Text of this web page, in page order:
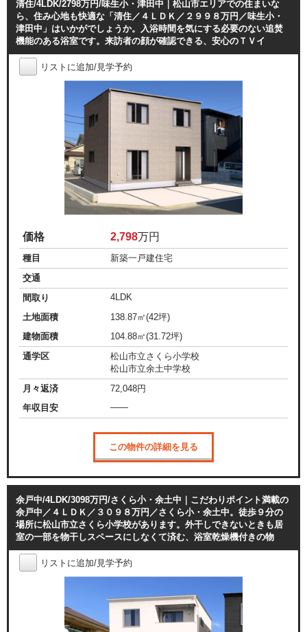
清住/4LDK/2798万円/味生小・津田中｜松山市エリアでの住まいな
ら、住み心地も快適な「清住／４ＬＤＫ／２９９８万円／味生小・
津田中」はいかがでしょうか。入浴時間を気にする必要のない追焚
機能のある浴室です。来訪者の顔が確認できる、安心のＴＶイ
リストに追加/見学予約
価格 2,798万円
種目
新築一戸建住宅
交通
間取り
4LDK
土地面積
138.87㎡(42坪)
建物面積
104.88㎡(31.72坪)
通学区
松山市立さくら小学校
松山市立余土中学校
月々返済
72,048円
年収目安
——
この物件の詳細を見る
余戸中/4LDK/3098万円/さくら小・余土中｜こだわりポイント満載の
余戸中／４ＬＤＫ／３０９８万円／さくら小・余土中。徒歩９分の
場所に松山市立さくら小学校があります。外干しできないときも居
室の一部を物干しスペースにしなくて済む、浴室乾燥機付きの物
リストに追加/見学予約